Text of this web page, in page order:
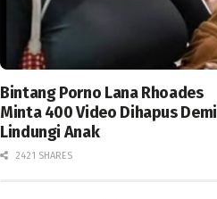
Bintang Porno Lana Rhoades
Minta 400 Video Dihapus Demi
Lindungi Anak
2421 SHARES